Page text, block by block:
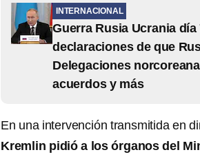
INTERNACIONAL
Guerra Rusia Ucrania
declaraciones de que
Delegaciones
acuerdos y más
En una intervención transmitida en
Kremlin pidió a los órganos del